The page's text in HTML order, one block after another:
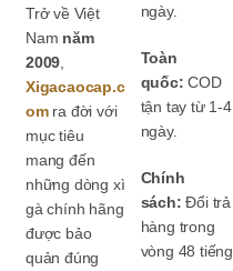
Trở về Việt
Nam năm
2009
Xigacaocap.c
omra đời với
mục tiêu
mang đến
những dòng xì
gà chính hãng
được bảo
quản đúng
ngày.
Toàn
quốc: COD
tận tay từ 1-4
ngày.
Chính
sách: Đổi trả
hàng trong
vòng 48 tiếng.